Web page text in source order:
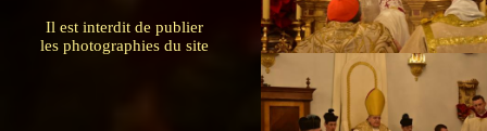
Il est interdit de publier
les photographies du site